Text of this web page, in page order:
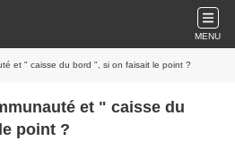
MENU
et " caisse du bord ", si on faisait le point ?
et " caisse du
point ?